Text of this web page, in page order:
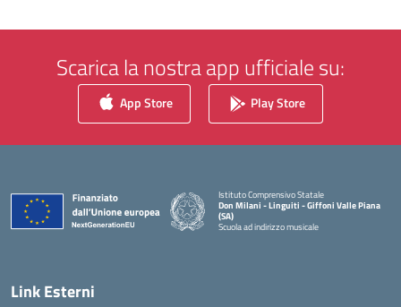
Scarica la nostra app ufficiale su:
App Store Play Store
Istituto Comprensivo Statale
Don Milani - Linguiti - Giffoni Valle Piana
(SA)
Scuola ad indirizzo musicale
Link Esterni